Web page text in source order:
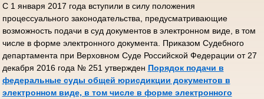
С 1 января 2017 года вступили в силу положения
процессуального законодательства, предусматривающие
возможность подачи в суд документов в электронном виде, в том
числе в форме электронного документа. Приказом Судебного
департамента при Верховном Суде Российской Федерации от 27
декабря 2016 года № 251 утвержден Порядок подачи в
федеральные суды общей юрисдикции документов в
электронном виде, в том числе в форме электронного